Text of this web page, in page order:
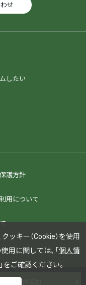
せ
したい
護方針
用について
ッキー（Cookie）を使用
用に関しては、「 個人情
」をご確認ください。